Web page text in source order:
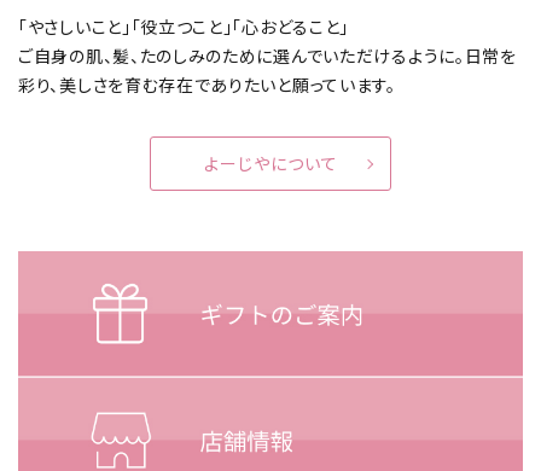
「やさしいこと」「役立つこと」「心おどること」
ご自身の肌、髪、たのしみのために選んでいただけるように。 日常を
彩り、美しさを育む存在でありたいと願っています。
よーじやについて